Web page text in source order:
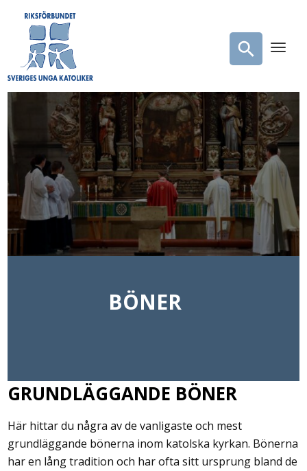
BÖNER
GRUNDLÄGGANDE BÖNER
Här hittar du några av de vanligaste och mest
grundläggande bönerna inom katolska kyrkan. Bönerna
har en lång tradition och har ofta sitt ursprung bland de